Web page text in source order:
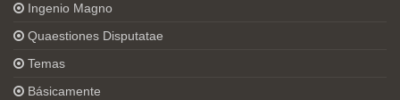
Ingenio Magno
Quaestiones Disputatae
Temas
Básicamente